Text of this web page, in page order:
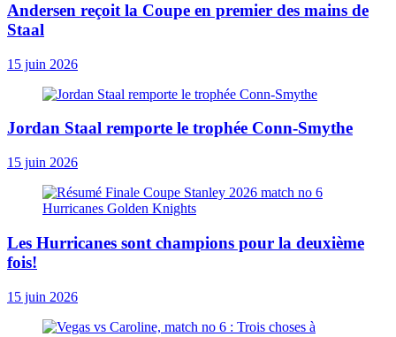
Andersen reçoit la Coupe en premier des mains de
Staal
15 juin 2026
Jordan Staal remporte le trophée Conn-Smythe
15 juin 2026
Les Hurricanes sont champions pour la deuxième
fois!
15 juin 2026